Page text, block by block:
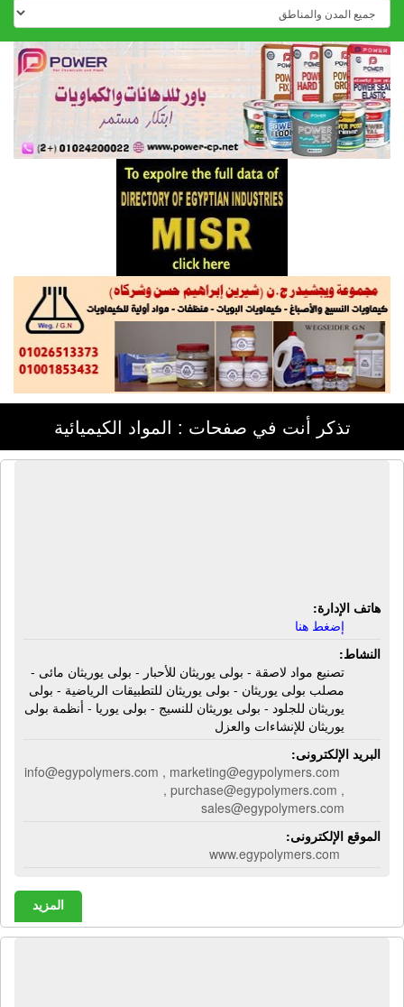
تذكر أنت في صفحات : المواد الكيميائية
هاتف الإدارة:
إضغط هنا
النشاط:
تصنيع مواد لاصقة - بولى يوريثان للأحبار - بولى يوريثان مائى -
مصلب بولى يوريثان - بولى يوريثان للتطبيقات الرياضية - بولى
يوريثان للجلود - بولى يوريثان للنسيج - بولى يوريا - أنظمة بولى
يوريثان للإنشاءات والعزل
البريد الإلكترونى:
info@egypolymers.com , marketing@egypolymers.com
, purchase@egypolymers.com ,
sales@egypolymers.com
الموقع الإلكترونى:
www.egypolymers.com
المزيد